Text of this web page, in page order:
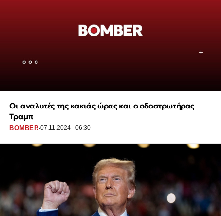
Οι αναλυτές της κακιάς ώρας και ο οδοστρωτήρας
Τραμπ
BOMBER·07.11.2024 - 06:30